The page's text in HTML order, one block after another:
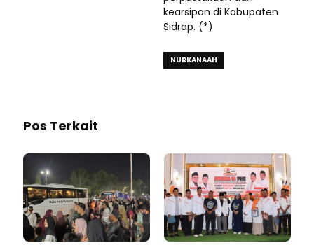
kearsipan di Kabupaten
Sidrap. (*)
NURKANAAH
Pos Terkait